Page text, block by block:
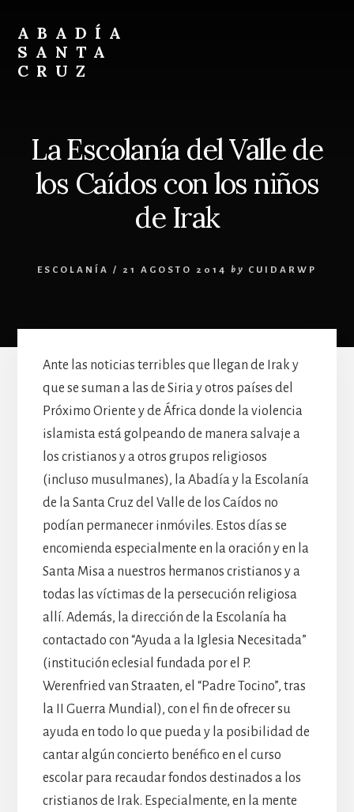
content
footer
ABADÍA
SANTA
CRUZ
La Escolanía del Valle de
los Caídos con los niños
de Irak
ESCOLANÍA / 21 AGOSTO 2014 by CUIDARWP
Ante las noticias terribles que llegan de Irak y
que se suman a las de Siria y otros países del
Próximo Oriente y de África donde la violencia
islamista está golpeando de manera salvaje a
los cristianos y a otros grupos religiosos
(incluso musulmanes), la Abadía y la Escolanía
de la Santa Cruz del Valle de los Caídos no
podían permanecer inmóviles. Estos días se
encomienda especialmente en la oración y en la
Santa Misa a nuestros hermanos cristianos y a
todas las víctimas de la persecución religiosa
allí. Además, la dirección de la Escolanía ha
contactado con “Ayuda a la Iglesia Necesitada”
(institución eclesial fundada por el P.
Werenfried van Straaten, el “Padre Tocino”, tras
la II Guerra Mundial), con el fin de ofrecer su
ayuda en todo lo que pueda y la posibilidad de
cantar algún concierto benéfico en el curso
escolar para recaudar fondos destinados a los
cristianos de Irak. Especialmente, en la mente